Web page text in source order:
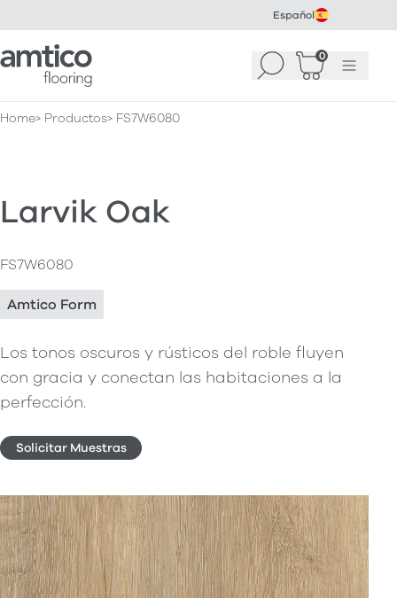
Español
Amtico Flooring Buscar 0
Cesta (0)
Menú
Home Productos FS7W6080
Larvik Oak
FS7W6080
Amtico Form
Los tonos oscuros y rústicos del roble fluyen
con gracia y conectan las habitaciones a la
perfección.
Solicitar Muestras